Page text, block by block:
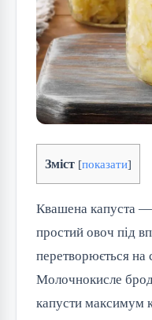
Зміст [показати]
Квашена капуста —
простий овоч під
перетворюється на
Молочнокисле
капусти максимум